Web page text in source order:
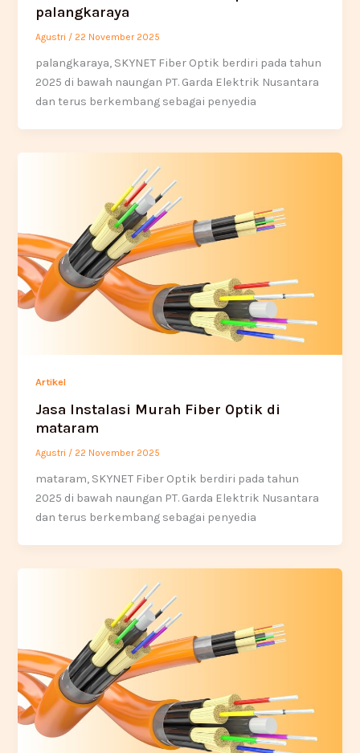
palangkaraya
Agustri / 22 November 2025
palangkaraya, SKYNET Fiber Optik berdiri pada tahun
2025 di bawah naungan PT. Garda Elektrik Nusantara
dan terus berkembang sebagai penyedia
Artikel
Jasa Instalasi Murah Fiber Optik di
mataram
Agustri / 22 November 2025
mataram, SKYNET Fiber Optik berdiri pada tahun
2025 di bawah naungan PT. Garda Elektrik Nusantara
dan terus berkembang sebagai penyedia